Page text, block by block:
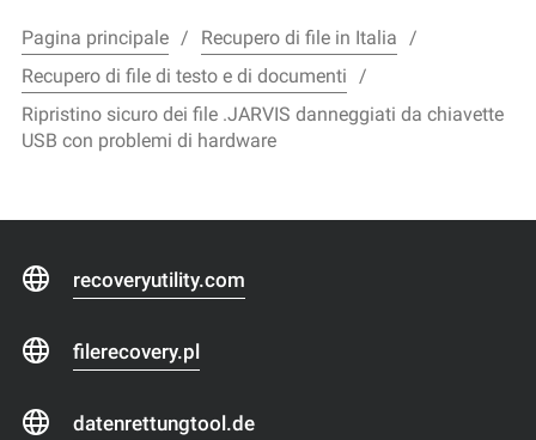
Pagina principale
Recupero di file in Italia
Recupero di file di testo e di documenti
Ripristino sicuro dei file .JARVIS danneggiati da chiavette
USB con problemi di hardware
recoveryutility.com
filerecovery.pl
datenrettungtool.de